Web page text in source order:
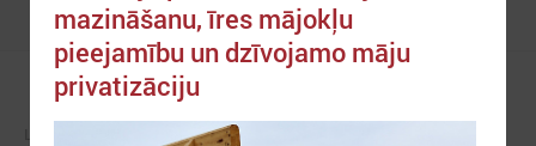
Izvēlne
TAUTSAIMNIECĪBAS KOMITEJA
mazināšanu, īres mājokļu
pieejamību un dzīvojamo māju
privatizāciju